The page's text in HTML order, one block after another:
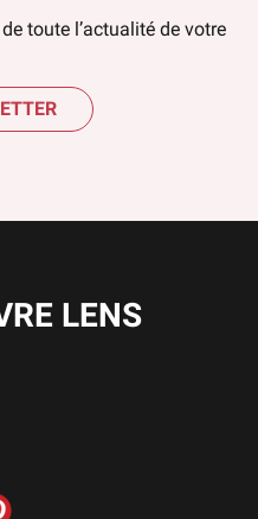
toute l’actualité de votre
LENS